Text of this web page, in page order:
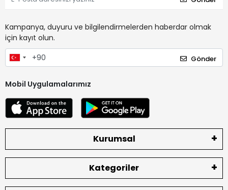
Kampanya, duyuru ve bilgilendirmelerden haberdar olmak
için kayıt olun.
Gönder
Mobil Uygulamalarımız
Kurumsal
Kategoriler